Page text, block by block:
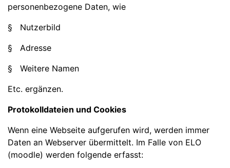
personenbezogene Daten, wie
§ Nutzerbild
§ Adresse
§ Weitere Namen
Etc. ergänzen.
Protokolldateien und Cookies
Wenn eine Webseite aufgerufen wird, werden immer
Daten an Webserver übermittelt. Im Falle von ELO
(moodle) werden folgende erfasst: